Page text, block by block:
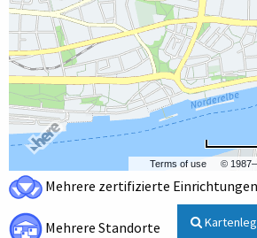
Terms of use ©
Mehrere zertifizierte Einrichtungen
Mehrere Standorte